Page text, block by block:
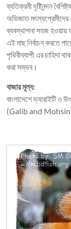
ব্যতিক্রমী দৃষ্টিনন্দন
অভিজাত
ব্যবস্থাপনা সহজ হওয়ায়
এই মাছ নির্বাচন করতে
পৃথিবীব্যাপী এর চাহিদা
করা সম্ভব।
বাজার মূল্য:
বাংলাদেশে ভ্যারাইটি
(Galib and